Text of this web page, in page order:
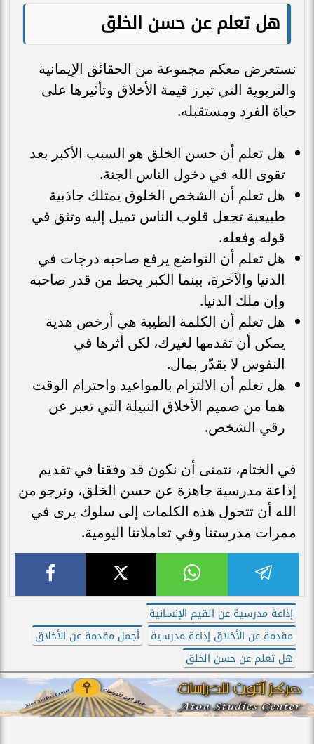
هل تعلم عن حسن الخلق
نستعرض معكم مجموعة من الحقائق الإيمانية
والتربوية التي تبرز قيمة الأخلاق وتأثيرها على
حياة الفرد ومستقبله.
هل تعلم أن حسن الخلق هو السبب الأكبر بعد
تقوى الله في دخول الناس الجنة.
هل تعلم أن الشخص الخلوق يمتلك جاذبية
طبيعية تجعل قلوب الناس تميل إليه وتثق في
قوله وفعله.
هل تعلم أن التواضع يرفع صاحبه درجات في
الدنيا والآخرة، بينما الكبر يحط من قدر صاحبه
وإن ملك الدنيا.
هل تعلم أن الكلمة الطيبة هي أرخص هدية
يمكن أن تقدمها لغيرك، لكن أثرها في
النفوس لا يقدّر بمال.
هل تعلم أن الالتزام بالمواعيد واحترام الوقت
هما من صميم الأخلاق النبيلة التي تعبر عن
رقي الشخص.
في الختام، نتمنى أن نكون قد وفقنا في تقديم
إذاعة مدرسية جاهزة عن حسن الخلق، ونرجو من
الله أن تتحول هذه الكلمات إلى سلوك يرى في
ممرات مدرستنا وفي تعاملاتنا اليومية.
إذاعة مدرسية عن القيم الإنسانية
مقدمة عن الأخلاق إذاعة مدرسية
أجمل مقدمة عن الأخلاق
هل تعلم عن حسن الخلق